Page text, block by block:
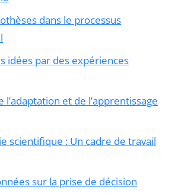
dans le processus
idées par des expériences
l’adaptation et de l’apprentissage
scientifique : Un cadre de travail
sur la prise de décision